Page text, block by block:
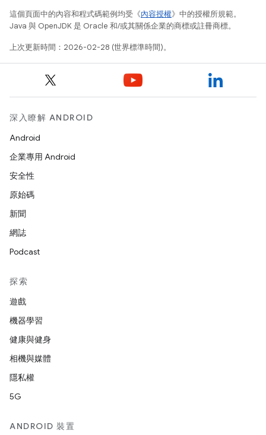
這個頁面中的內容和程式碼範例均受《內容授權》中的授權所規範。
Java 與 OpenJDK 是 Oracle 和/或其關係企業的商標或註冊商標。
上次更新時間：2026-02-28 (世界標準時間)。
深入瞭解 ANDROID
Android
企業專用 Android
安全性
原始碼
新聞
網誌
Podcast
探索
遊戲
機器學習
健康與健身
相機與媒體
隱私權
5G
ANDROID 裝置